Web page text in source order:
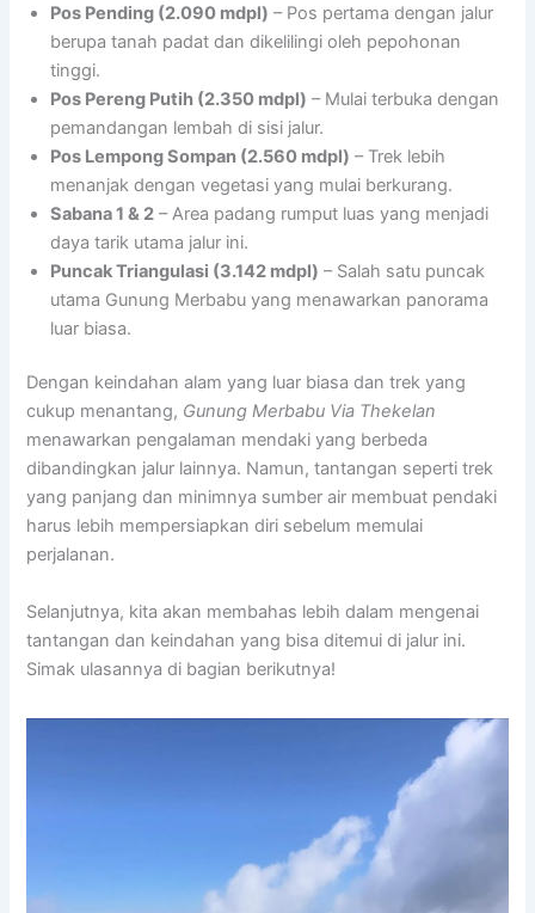
Pos Pending (2.090 mdpl) – Pos pertama dengan jalur
berupa tanah padat dan dikelilingi oleh pepohonan
tinggi.
Pos Pereng Putih (2.350 mdpl) – Mulai terbuka dengan
pemandangan lembah di sisi jalur.
Pos Lempong Sompan (2.560 mdpl) – Trek lebih
menanjak dengan vegetasi yang mulai berkurang.
Sabana 1 & 2 – Area padang rumput luas yang menjadi
daya tarik utama jalur ini.
Puncak Triangulasi (3.142 mdpl) – Salah satu puncak
utama Gunung Merbabu yang menawarkan panorama
luar biasa.
Dengan keindahan alam yang luar biasa dan trek yang
cukup menantang, Gunung Merbabu Via Thekelan
menawarkan pengalaman mendaki yang berbeda
dibandingkan jalur lainnya. Namun, tantangan seperti trek
yang panjang dan minimnya sumber air membuat pendaki
harus lebih mempersiapkan diri sebelum memulai
perjalanan.
Selanjutnya, kita akan membahas lebih dalam mengenai
tantangan dan keindahan yang bisa ditemui di jalur ini.
Simak ulasannya di bagian berikutnya!